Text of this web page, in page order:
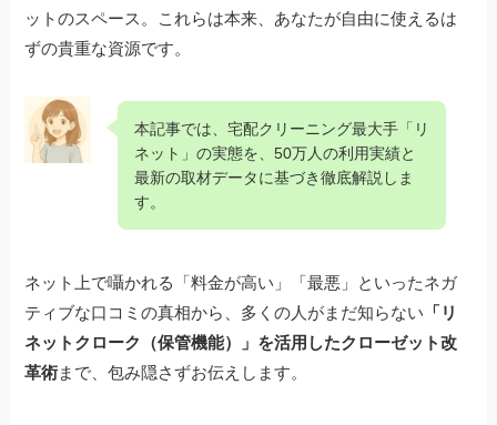
ットのスペース。これらは本来、あなたが自由に使えるは
ずの貴重な資源です。
本記事では、宅配クリーニング最大手「リ
ネット」の実態を、50万人の利用実績と
最新の取材データに基づき徹底解説しま
す。
ネット上で囁かれる「料金が高い」「最悪」といったネガ
ティブな口コミの真相から、多くの人がまだ知らない 「リ
ネットクローク（保管機能）」を活用したクローゼット改
革術まで、包み隠さずお伝えします。